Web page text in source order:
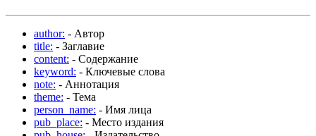
author: - Автор
title: - Заглавие
content: - Содержание
keyword: - Ключевые слова
note: - Аннотация
theme: - Тема
person_name: - Имя лица
pub_place: - Место издания